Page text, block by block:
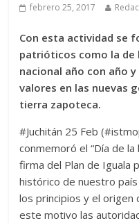
febrero 25, 2017
Con esta actividad se
patrióticos como la de
nacional año con año
valores en las nuevas
tierra zapoteca.
#Juchitán 25 Feb
conmemoró el “Día de
firma del Plan de Iguala
histórico de nuestro
los principios y el
este motivo las